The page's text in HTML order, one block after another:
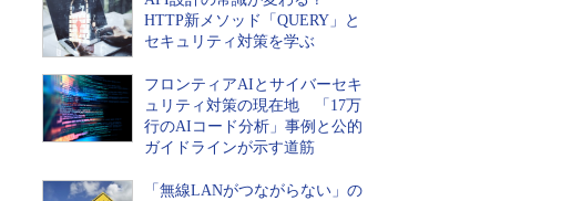
HTTP新メソッド「QUERY」と
セキュリティ対策を学ぶ
フロンティアAIとサイバーセキ
ュリティ対策の現在地 「17万
行のAIコード分析」事例と公的
ガイドラインが示す道筋
「無線LANがつながらない」の